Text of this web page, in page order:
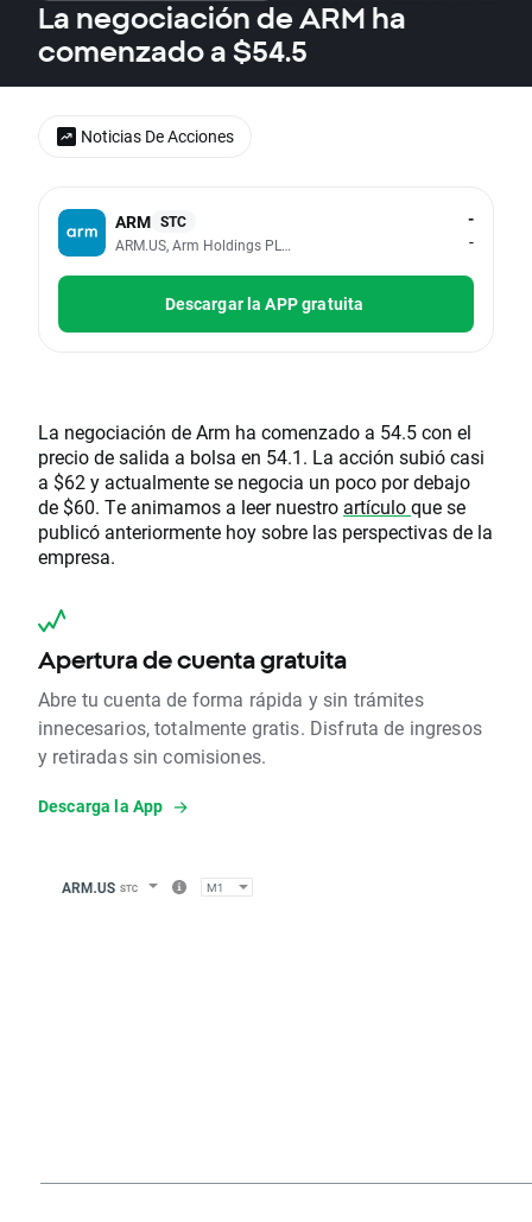
La negociación de ARM ha
comenzado a $54.5
ARM STC
ARM.US, Arm Holdings PLC - ADR
-
-
Descargar la APP gratuita
La negociación de Arm ha comenzado a 54.5 con el
precio de salida a bolsa en 54.1. La acción subió casi
a $62 y actualmente se negocia un poco por debajo
de $60. Te animamos a leer nuestro artículoque se
publicó anteriormente hoy sobre las perspectivas de la
empresa.
Apertura de cuenta gratuita
Abre tu cuenta de forma rápida y sin trámites
innecesarios, totalmente gratis. Disfruta de ingresos
y retiradas sin comisiones.
Descarga la App
Noticias De Acciones